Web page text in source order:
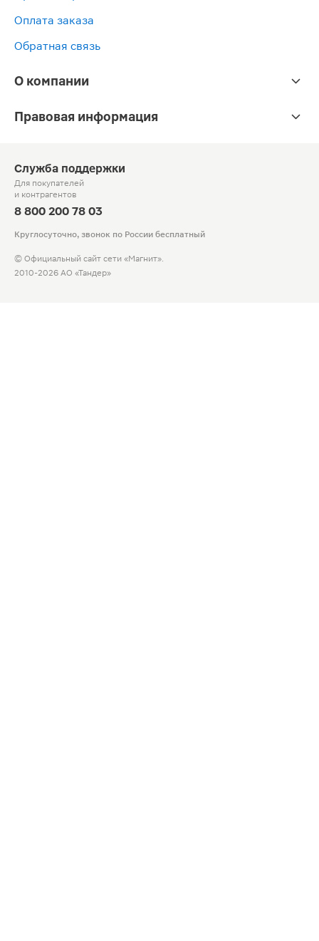
Оплата заказа
Обратная связь
О компании
Правовая информация
Служба поддержки
Для покупателей
и контрагентов
8 800 200 78 03
Круглосуточно, звонок по России бесплатный
© Официальный сайт сети «Магнит».
2010-2026 АО «Тандер»